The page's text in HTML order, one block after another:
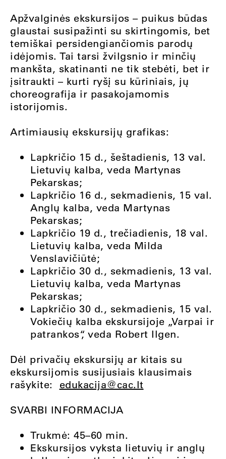
Apžvalginės ekskursijos – puikus būdas
glaustai susipažinti su skirtingomis, bet
temiškai persidengiančiomis parodų
idėjomis. Tai tarsi žvilgsnio ir minčių
mankšta, skatinanti ne tik stebėti, bet ir
įsitraukti – kurti ryšį su kūriniais, jų
choreografija ir pasakojamomis
istorijomis.
Artimiausių ekskursijų grafikas:
Lapkričio 15 d., šeštadienis, 13 val.
Lietuvių kalba, veda Martynas
Pekarskas;
Lapkričio 16 d., sekmadienis, 15 val.
Anglų kalba, veda Martynas
Pekarskas;
Lapkričio 19 d., trečiadienis, 18 val.
Lietuvių kalba, veda Milda
Venslavičiūtė;
Lapkričio 30 d., sekmadienis, 13 val.
Lietuvių kalba, veda Martynas
Pekarskas;
Lapkričio 30 d., sekmadienis, 15 val.
Vokiečių kalba ekskursijoje „Varpai ir
patrankos“, veda Robert Ilgen.
Dėl privačių ekskursijų ar kitais su
ekskursijomis susijusiais klausimais
rašykite: edukacija@cac.lt
SVARBI INFORMACIJA
Trukmė: 45–60 min.
Ekskursijos vyksta lietuvių ir anglų